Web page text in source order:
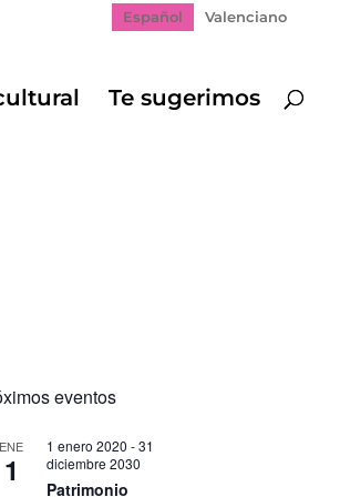
Español Valenciano
Te sugerimos
eventos
ENE
1
1 enero 2020 -31
diciembre 2030
Patrimonio